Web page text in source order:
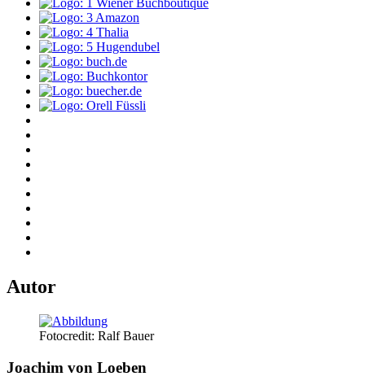
Autor
Fotocredit: Ralf Bauer
Joachim von Loeben